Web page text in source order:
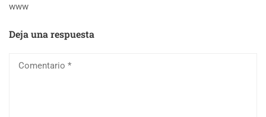
www
Deja una respuesta